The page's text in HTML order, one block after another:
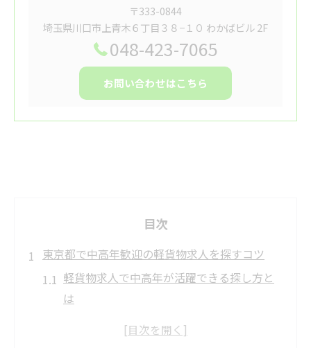
〒333-0844
埼玉県川口市上青木６丁目３８−１０ わかばビル 2F
048-423-7065
お問い合わせはこちら
目次
東京都で中高年歓迎の軽貨物求人を探すコツ
軽貨物求人で中高年が活躍できる探し方と
は
東京都で失敗しない軽貨物求人の見極め方